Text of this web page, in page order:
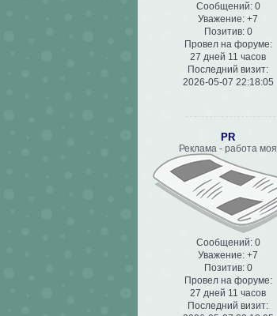
Сообщений:0
Уважение: +7
Позитив: 0
Провел на форуме:
27 дней 11 часов
Последний визит:
2026-05-07 22:18:05
PR
Реклама - работа моя
Сообщений:0
Уважение: +7
Позитив: 0
Провел на форуме:
27 дней 11 часов
Последний визит: